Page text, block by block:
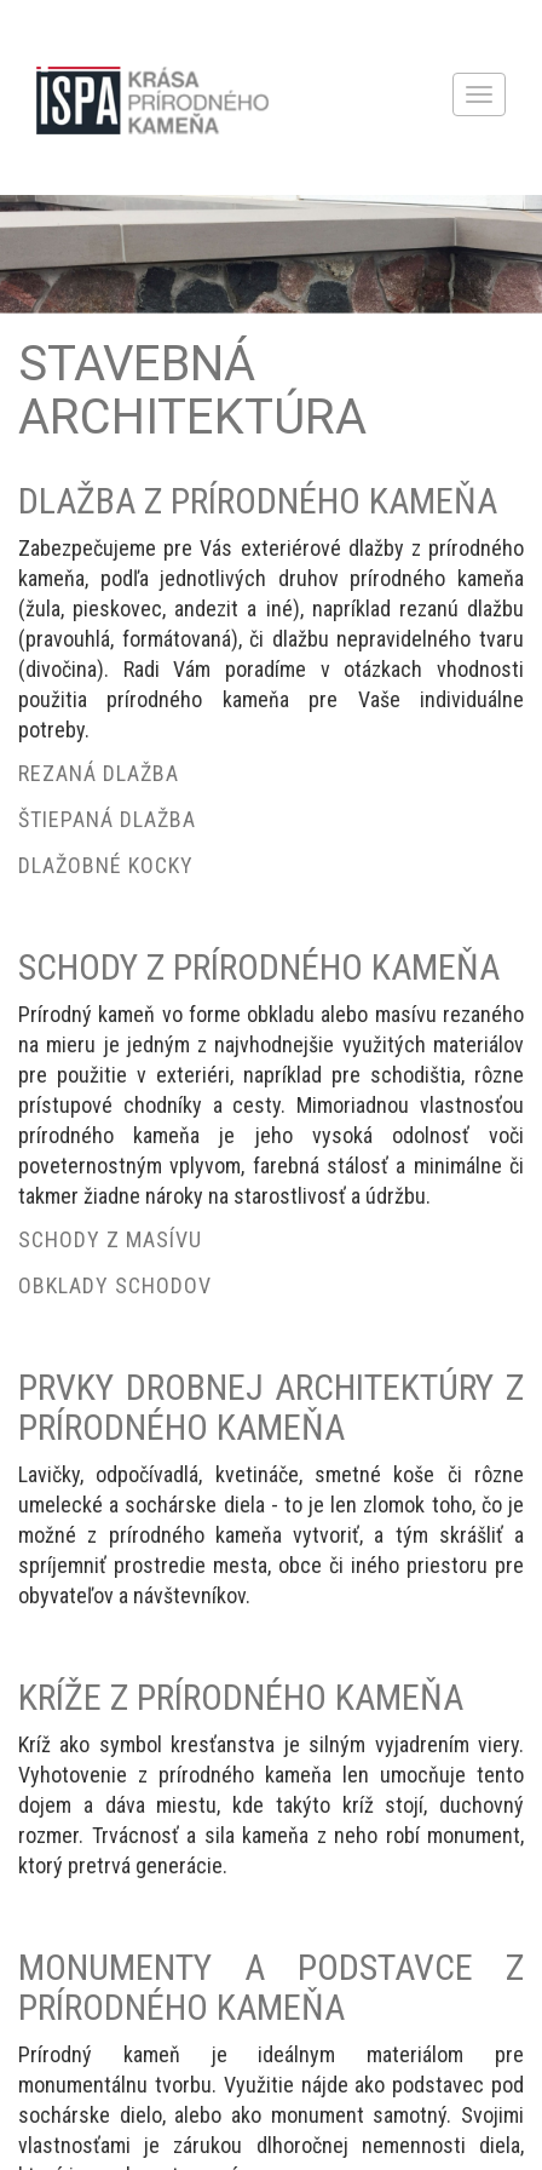
TOGGLE
STAVEBNÁ
ARCHITEKTÚRA
DLAŽBA Z PRÍRODNÉHO KAMEŇA
Zabezpečujeme pre Vás exteriérové dlažby z prírodného
kameňa, podľa jednotlivých druhov prírodného kameňa
(žula, pieskovec, andezit a iné), napríklad rezanú dlažbu
(pravouhlá, formátovaná), či dlažbu nepravidelného tvaru
(divočina). Radi Vám poradíme v otázkach vhodnosti
použitia prírodného kameňa pre Vaše individuálne
potreby.
REZANÁ DLAŽBA
ŠTIEPANÁ DLAŽBA
DLAŽOBNÉ KOCKY
SCHODY Z PRÍRODNÉHO KAMEŇA
Prírodný kameň vo forme obkladu alebo masívu rezaného
na mieru je jedným z najvhodnejšie využitých materiálov
pre použitie v exteriéri, napríklad pre schodištia, rôzne
prístupové chodníky a cesty. Mimoriadnou vlastnosťou
prírodného kameňa je jeho vysoká odolnosť voči
poveternostným vplyvom, farebná stálosť a minimálne či
takmer žiadne nároky na starostlivosť a údržbu.
SCHODY Z MASÍVU
OBKLADY SCHODOV
PRVKY DROBNEJ ARCHITEKTÚRY Z
PRÍRODNÉHO KAMEŇA
Lavičky, odpočívadlá, kvetináče, smetné koše či rôzne
umelecké a sochárske diela - to je len zlomok toho, čo je
možné z prírodného kameňa vytvoriť, a tým skrášliť a
spríjemniť prostredie mesta, obce či iného priestoru pre
obyvateľov a návštevníkov.
KRÍŽE Z PRÍRODNÉHO KAMEŇA
Kríž ako symbol kresťanstva je silným vyjadrením viery.
Vyhotovenie z prírodného kameňa len umocňuje tento
dojem a dáva miestu, kde takýto kríž stojí, duchovný
rozmer. Trvácnosť a sila kameňa z neho robí monument,
ktorý pretrvá generácie.
MONUMENTY A PODSTAVCE Z
PRÍRODNÉHO KAMEŇA
Prírodný kameň je ideálnym materiálom pre
monumentálnu tvorbu. Využitie nájde ako podstavec pod
sochárske dielo, alebo ako monument samotný. Svojimi
vlastnosťami je zárukou dlhoročnej nemennosti diela,